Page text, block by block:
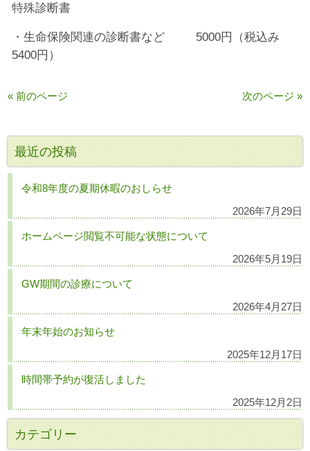
特殊診断書
・生命保険関連の診断書など 5000円（税込み
5400円）
« 前のページ 次のページ »
最近の投稿
令和8年度の夏期休暇のおしらせ
2026年7月29日
ホームページ閲覧不可能な状態について
2026年5月19日
GW期間の診療について
2026年4月27日
年末年始のお知らせ
2025年12月17日
時間帯予約が復活しました
2025年12月2日
カテゴリー